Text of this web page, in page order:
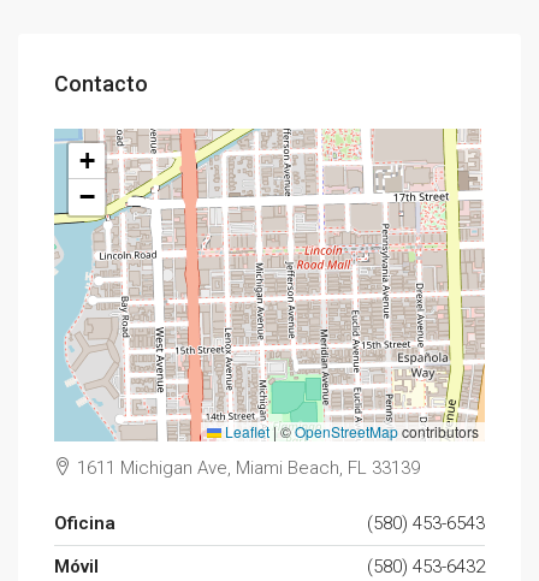
Contacto
+
−
Leaflet|©OpenStreetMapcontributors
1611 Michigan Ave, Miami Beach, FL 33139
Oficina
(580) 453-6543
Móvil
(580) 453-6432